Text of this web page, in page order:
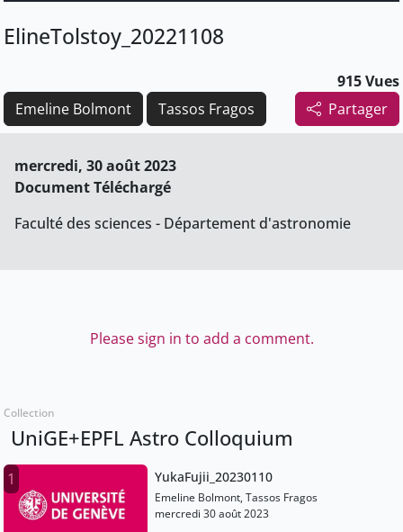
ElineTolstoy_20221108
915 Vues
Partager
Emeline Bolmont Tassos Fragos
mercredi, 30 août 2023
Document Téléchargé
Faculté des sciences - Département d'astronomie
Please sign in to add a comment.
Collection
UniGE+EPFL Astro Colloquium
1 YukaFujii_20230110
Emeline Bolmont, Tassos Fragos
mercredi 30 août 2023